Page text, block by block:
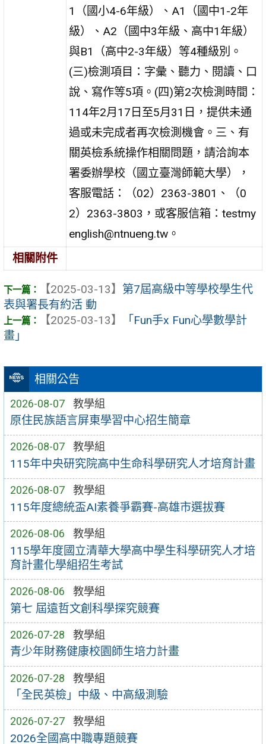
相關公告
2026-08-07 教學組
原住民族語言屏東學習中心招生簡章
2026-08-07 教學組
115年中央研究院高中生命科學研究人才培育計畫
2026-08-07 教學組
115年度總統盃AI素養爭霸賽-高雄市選拔賽
2026-08-06 教學組
115學年度國立清華大學高中學生科學研究人才培
育計畫化學組招生考試
2026-08-06 教學組
第七 屆遠哲文創科學探究競賽
2026-07-28 教學組
青少年財務健康校園師生培力計畫
2026-07-28 教學組
「全民英檢」中級、中高級測驗
2026-07-27 教學組
2026全國高中職專題競賽
1（國小4-6年級）、A1（國中1-2年
級）、A2（國中3年級、高中1年級）
與B1（高中2-3年級）等4種級別。
(三)檢測項目：字彙、聽力、閱讀、口
說、寫作等5項。(四)第2次檢測時間：
114年2月17日至5月31日，提供未通
過或未完成者再次檢測機會。三、有
關英檢系統操作相關問題，請洽詢本
署委辦學校（國立臺灣師範大學），
客服電話：（02）2363-3801、（0
2）2363-3803，或客服信箱：testmy
english@ntnueng.tw。
相關附件
【2025-03-13】 第7屆高級中等學校學生代
表與署長有約活 動
【2025-03-13】
「Fun手x Fun心學數學計
畫」